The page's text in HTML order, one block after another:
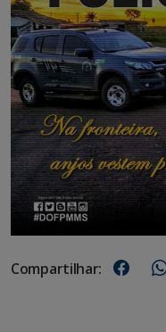
Compartilhar: